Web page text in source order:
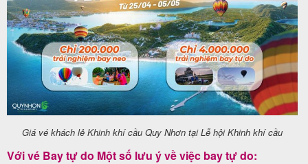
Giá vé khách lẻ Khinh khí cầu Quy Nhơn tại Lễ hội Khinh khí cầu
Với vé Bay tự do Một số lưu ý về việc bay tự do: